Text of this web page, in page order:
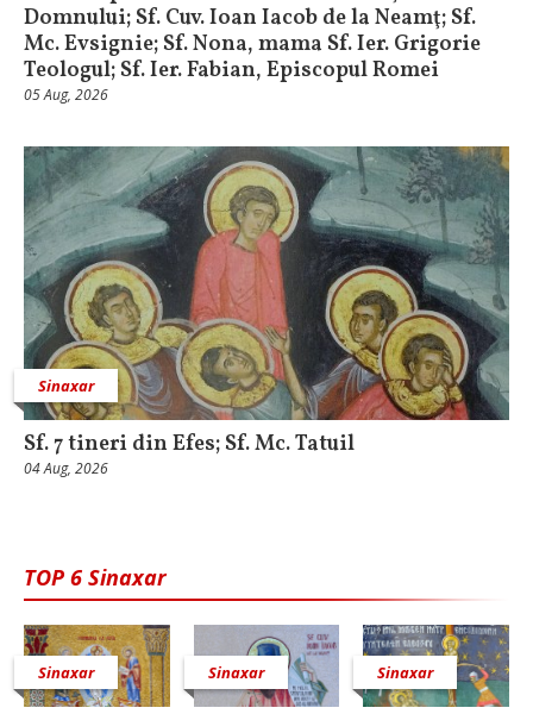
Domnului; Sf. Cuv. Ioan Iacob de la Neamţ; Sf.
Mc. Evsignie; Sf. Nona, mama Sf. Ier. Grigorie
Teologul; Sf. Ier. Fabian, Episcopul Romei
05 Aug, 2026
Sinaxar
Sf. 7 tineri din Efes; Sf. Mc. Tatuil
04 Aug, 2026
TOP 6 Sinaxar
Sinaxar Sinaxar Sinaxar